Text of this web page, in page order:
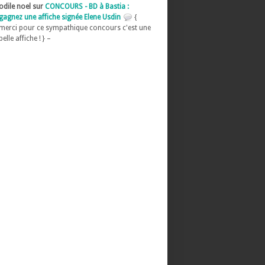
noel sur CONCOURS - BD à Bastia :
une affiche signée Elene Usdin
{
pour ce sympathique concours c'est une
affiche ! } –